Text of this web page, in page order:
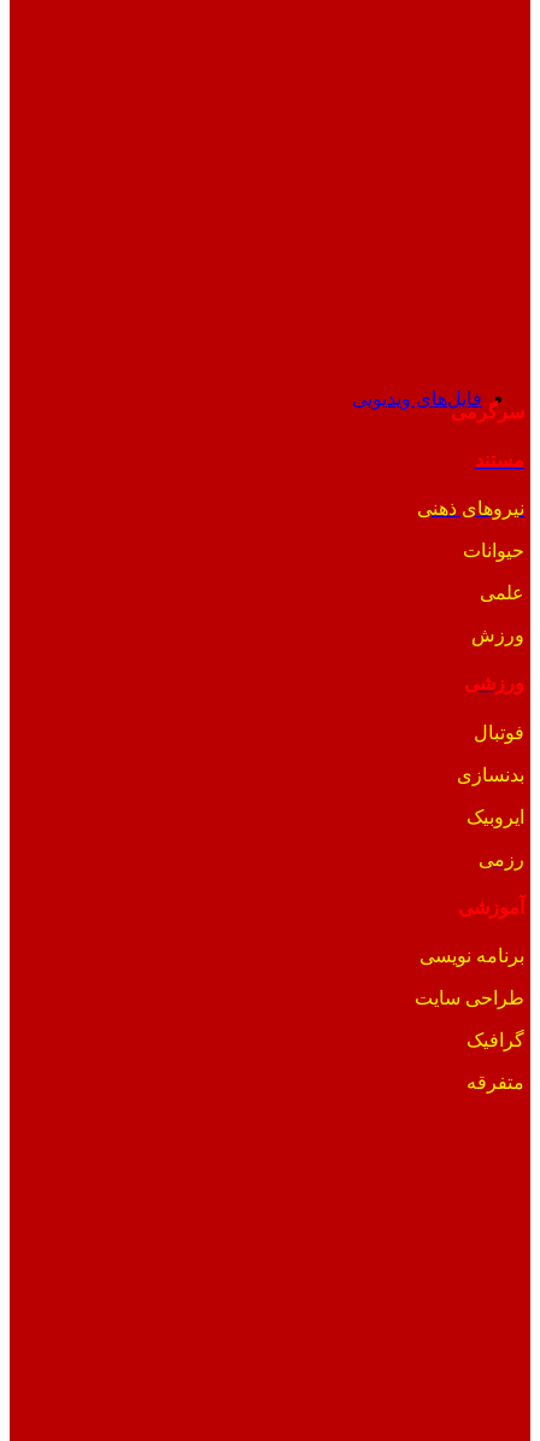
فایل‌های ویدیویی
سرگرمی
مستند
نیروهای ذهنی
حیوانات
علمی
ورزش
ورزشی
فوتبال
بدنسازی
ایروبیک
رزمی
آموزشی
برنامه نویسی
طراحی سایت
گرافیک
متفرقه